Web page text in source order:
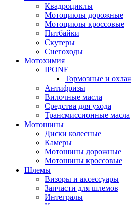
Квадроциклы
Мотоциклы дорожные
Мотоциклы кроссовые
Питбайки
Скутеры
Снегоходы
Мотохимия
IPONE
Тормозные и
Антифризы
Вилочные масла
Средства для ухода
Трансмиссионные масла
Мотошины
Диски колесные
Камеры
Мотошины дорожные
Мотошины кроссовые
Шлемы
Визоры и аксессуары
Запчасти для шлемов
Интегралы